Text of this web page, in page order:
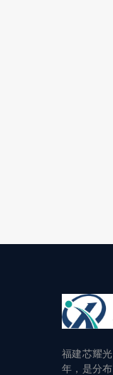
福建芯耀
年，是分